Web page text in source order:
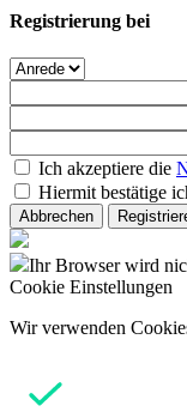
Registrierung bei
Ich akzeptiere die
Hiermit bestätige
Abbrechen
Ihr Browser wird
Cookie Einstellungen
Wir verwenden